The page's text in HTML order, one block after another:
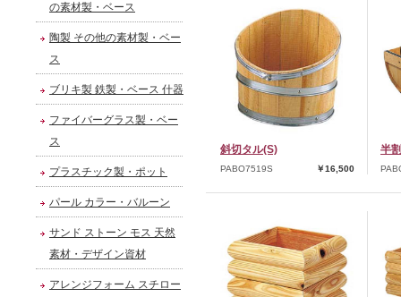
の素材製・ベース
陶製 その他の素材製・ベー
ス
ブリキ製 鉄製・ベース 什器
ファイバーグラス製・ベー
ス
プラスチック製・ポット
パール カラー・バルーン
サンド ストーン モス 天然
素材・デザイン資材
アレンジフォーム スチロー
斜切タル(S)
PABO7519S ￥16,500
半